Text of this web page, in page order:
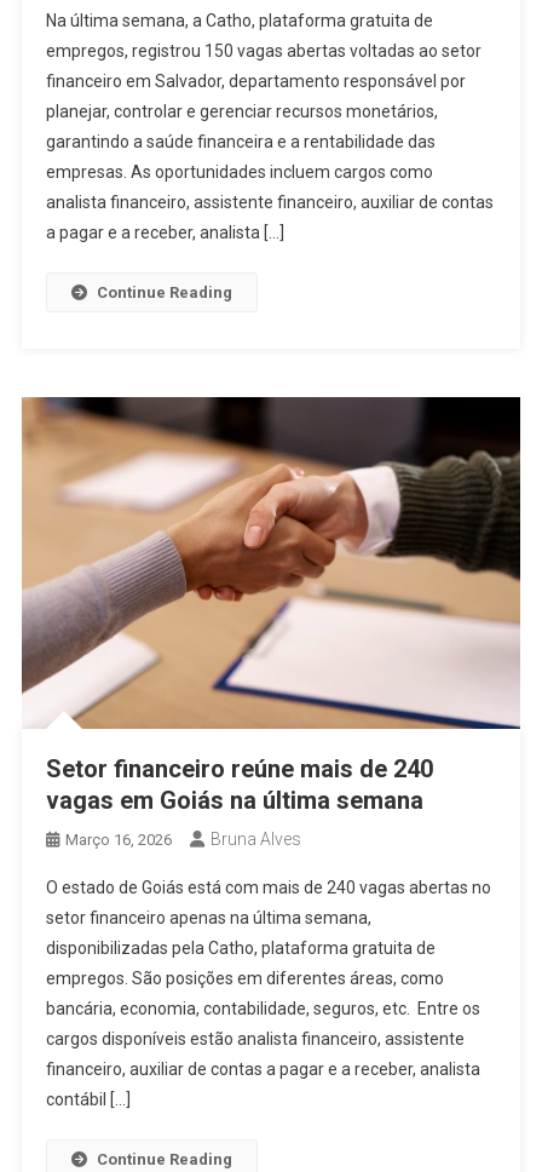
Na última semana, a Catho, plataforma gratuita de
empregos, registrou 150 vagas abertas voltadas ao setor
financeiro em Salvador, departamento responsável por
planejar, controlar e gerenciar recursos monetários,
garantindo a saúde financeira e a rentabilidade das
empresas. As oportunidades incluem cargos como
analista financeiro, assistente financeiro, auxiliar de contas
a pagar e a receber, analista […]
Continue Reading
Setor financeiro reúne mais de 240
vagas em Goiás na última semana
Março 16, 2026 Bruna Alves
O estado de Goiás está com mais de 240 vagas abertas no
setor financeiro apenas na última semana,
disponibilizadas pela Catho, plataforma gratuita de
empregos. São posições em diferentes áreas, como
bancária, economia, contabilidade, seguros, etc. Entre os
cargos disponíveis estão analista financeiro, assistente
financeiro, auxiliar de contas a pagar e a receber, analista
contábil […]
Continue Reading